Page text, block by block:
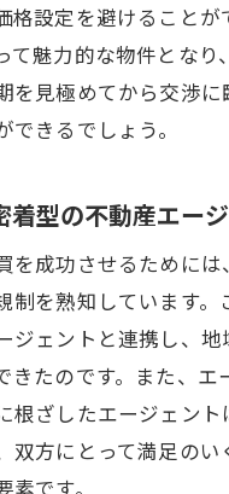
格設定を避けること
て魅力的な物件とな
を見極めてから交渉
きるでしょう。
着型の不動産エー
を成功させるために
制を熟知しています
ジェントと連携し、
きたのです。また、
根ざしたエージェン
双方にとって満足の